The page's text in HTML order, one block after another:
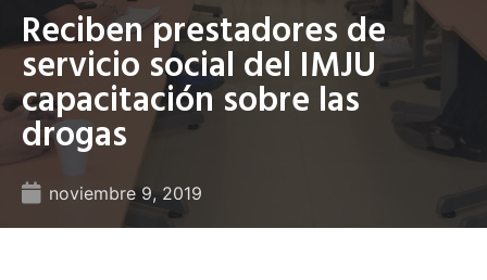
Reciben prestadores de
servicio social del IMJU
capacitación sobre las
drogas
noviembre 9, 2019